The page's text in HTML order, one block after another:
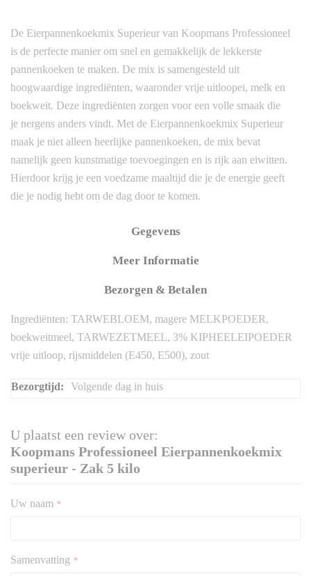
De Eierpannenkoekmix Superieur van Koopmans Professioneel
is de perfecte manier om snel en gemakkelijk de lekkerste
pannenkoeken te maken. De mix is samengesteld uit
hoogwaardige ingrediënten, waaronder vrije uitloopei, melk en
boekweit. Deze ingrediënten zorgen voor een volle smaak die
je nergens anders vindt. Met de Eierpannenkoekmix Superieur
maak je niet alleen heerlijke pannenkoeken, de mix bevat
namelijk geen kunstmatige toevoegingen en is rijk aan eiwitten.
Hierdoor krijg je een voedzame maaltijd die je de energie geeft
die je nodig hebt om de dag door te komen.
Gegevens
Meer Informatie
Bezorgen & Betalen
Ingrediënten: TARWEBLOEM, magere MELKPOEDER,
boekweitmeel, TARWEZETMEEL, 3% KIPHEELEIPOEDER
vrije uitloop, rijsmiddelen (E450, E500), zout
Meer
Volgende dag in huis
U plaatst een review over:
Koopmans Professioneel Eierpannenkoekmix
superieur - Zak 5 kilo
Uw naam
Samenvatting